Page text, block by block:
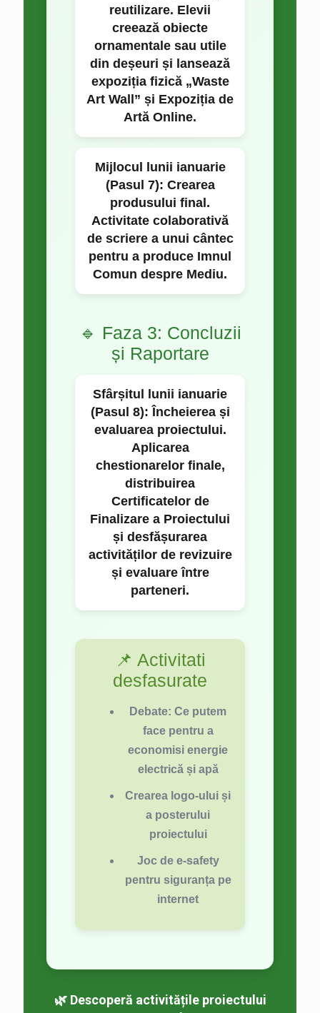
reutilizare. Elevii
creează obiecte
ornamentale sau utile
din deșeuri și lansează
expoziția fizică „Waste
Art Wall” și Expoziția de
Artă Online.
Mijlocul lunii ianuarie
(Pasul 7): Crearea
produsului final.
Activitate colaborativă
de scriere a unui cântec
pentru a produce Imnul
Comun despre Mediu.
🔹 Faza 3: Concluzii
și Raportare
Sfârșitul lunii ianuarie
(Pasul 8): Încheierea și
evaluarea proiectului.
Aplicarea
chestionarelor finale,
distribuirea
Certificatelor de
Finalizare a Proiectului
și desfășurarea
activităților de revizuire
și evaluare între
parteneri.
📌 Activitati
desfasurate
Debate: Ce putem
face pentru a
economisi energie
electrică și apă
Crearea logo-ului și
a posterului
proiectului
Joc de e-safety
pentru siguranța pe
internet
🌿 Descoperă activitățile proiectului